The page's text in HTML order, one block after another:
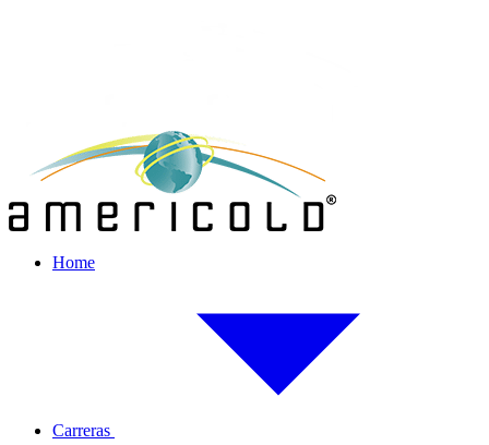
Home
Carreras